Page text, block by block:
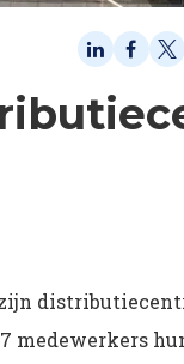
medewerkers